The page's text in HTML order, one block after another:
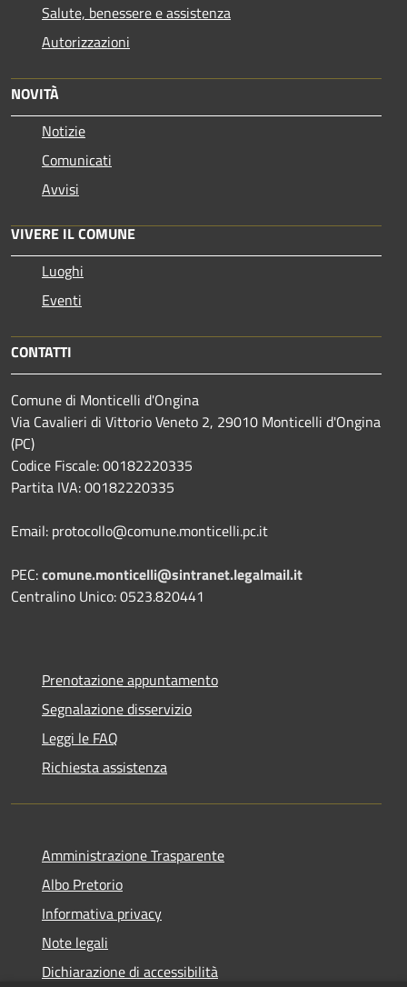
Salute, benessere e assistenza
Autorizzazioni
NOVITÀ
Notizie
Comunicati
Avvisi
VIVERE IL COMUNE
Luoghi
Eventi
CONTATTI
Comune di Monticelli d'Ongina
Via Cavalieri di Vittorio Veneto 2, 29010 Monticelli d'Ongina
(PC)
Codice Fiscale: 00182220335
Partita IVA: 00182220335
Email: protocollo@comune.monticelli.pc.it
PEC:comune.monticelli@sintranet.legalmail.it
Centralino Unico: 0523.820441
Prenotazione appuntamento
Segnalazione disservizio
Leggi le FAQ
Richiesta assistenza
Amministrazione Trasparente
Albo Pretorio
Informativa privacy
Note legali
Dichiarazione di accessibilità